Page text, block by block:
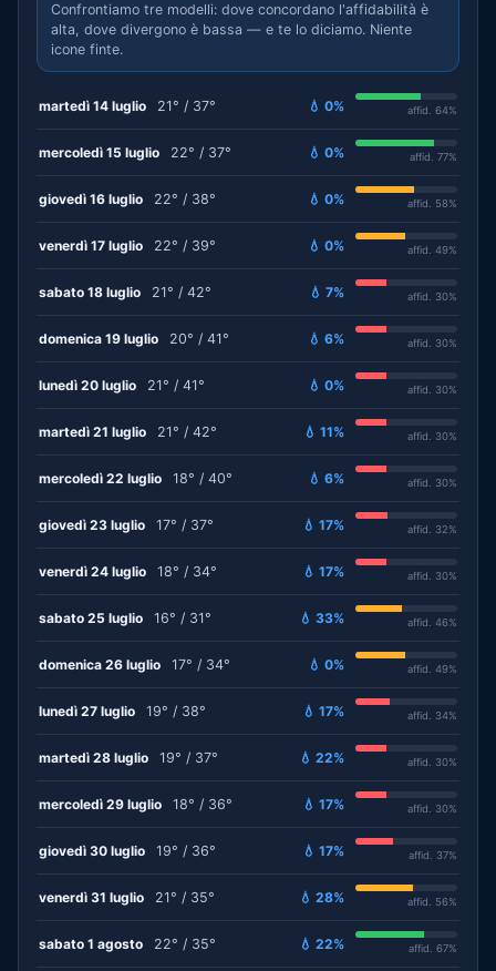
Confrontiamo tre modelli: dove concordano l'affidabilità è
alta, dove divergono è bassa — e te lo diciamo. Niente
icone finte.
martedì 14 luglio 21° / 37° 💧 0% affid. 64%
mercoledì 15 luglio 22° / 37° 💧 0% affid. 77%
giovedì 16 luglio 22° / 38° 💧 0% affid. 58%
venerdì 17 luglio 22° / 39° 💧 0% affid. 49%
sabato 18 luglio 21° / 42° 💧 7% affid. 30%
domenica 19 luglio 20° / 41° 💧 6% affid. 30%
lunedì 20 luglio 21° / 41° 💧 0% affid. 30%
martedì 21 luglio 21° / 42° 💧 11% affid. 30%
mercoledì 22 luglio 18° / 40° 💧 6% affid. 30%
giovedì 23 luglio 17° / 37° 💧 17% affid. 32%
venerdì 24 luglio 18° / 34° 💧 17% affid. 30%
sabato 25 luglio 16° / 31° 💧 33% affid. 46%
domenica 26 luglio 17° / 34° 💧 0% affid. 49%
lunedì 27 luglio 19° / 38° 💧 17% affid. 34%
martedì 28 luglio 19° / 37° 💧 22% affid. 30%
mercoledì 29 luglio 18° / 36° 💧 17% affid. 30%
giovedì 30 luglio 19° / 36° 💧 17% affid. 37%
venerdì 31 luglio 21° / 35° 💧 28% affid. 56%
sabato 1 agosto 22° / 35° 💧 22% affid. 67%